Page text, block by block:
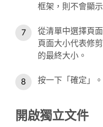
框架，則不會顯
從清單中選擇頁
頁面大小代表修
的最終大小。
按一下「確定」。
開啟獨立文件